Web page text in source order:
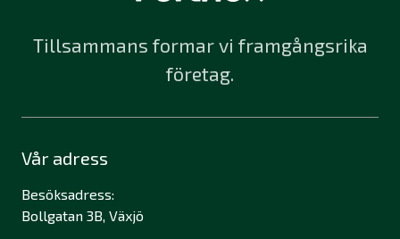
Tillsammans formar vi framgångsrika
företag.
Vår adress
Besöksadress:
Bollgatan 3B, Växjö